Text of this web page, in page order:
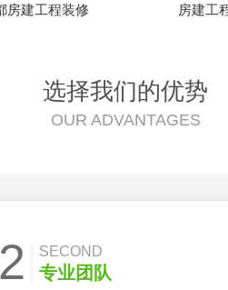
房建工程装修 房建工
选择我们的优势
OUR ADVANTAGES
SECOND
专业团队